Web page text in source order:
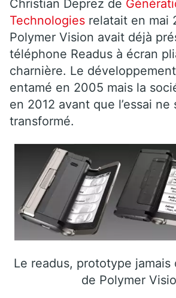
Christian Deprez de
Technologies relatait en mai
Polymer Vision avait déjà
téléphone Readus à écran
charnière. Le
entamé en 2005 mais la
en 2012 avant que l’essai ne
transformé.
Le readus, prototype jamais
de Polymer